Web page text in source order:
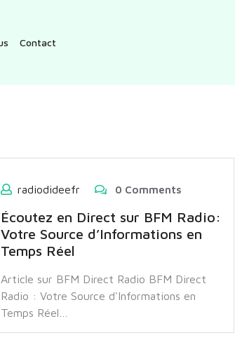
Contact
radiodideefr 0 Comments
Écoutez en Direct sur BFM Radio:
Votre Source d’Informations en
Temps Réel
Article sur BFM Direct Radio BFM Direct
Radio : Votre Source d'Informations en
Temps Réel…